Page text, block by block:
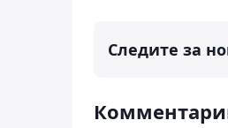
Следите за